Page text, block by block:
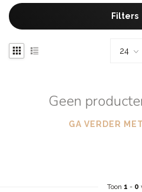
Filters
Geen
GA VERDER
Toon 1 - 0